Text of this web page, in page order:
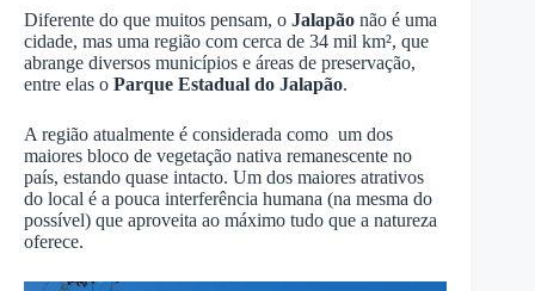
Diferente do que muitos pensam, o Jalapão não é uma
cidade, mas uma região com cerca de 34 mil km², que
abrange diversos municípios e áreas de preservação,
entre elas o Parque Estadual do Jalapão.
A região atualmente é considerada como um dos
maiores bloco de vegetação nativa remanescente no
país, estando quase intacto. Um dos maiores atrativos
do local é a pouca interferência humana (na mesma do
possível) que aproveita ao máximo tudo que a natureza
oferece.